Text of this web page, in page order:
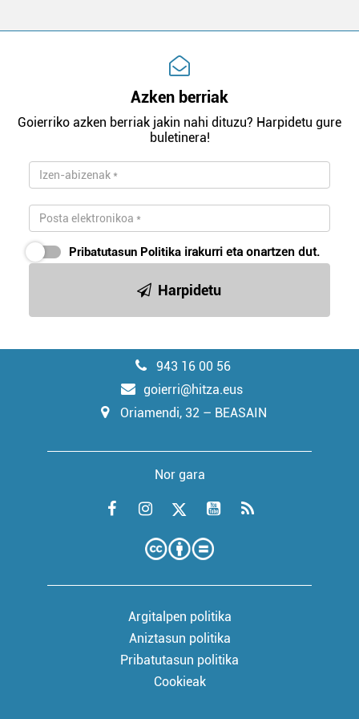
Azken berriak
Goierriko azken berriak jakin nahi dituzu? Harpidetu gure
buletinera!
Pribatutasun Politika irakurri eta onartzen dut.
Harpidetu
943 16 00 56
goierri@hitza.eus
Oriamendi, 32 – BEASAIN
Nor gara
Argitalpen politika
Aniztasun politika
Pribatutasun politika
Cookieak